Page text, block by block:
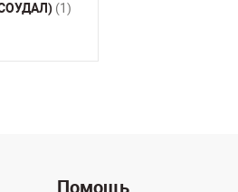
(1)
Помощь